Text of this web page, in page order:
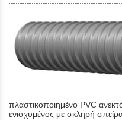
πλαστικοποιημένο PVC
ενισχυμένος με σκληρή